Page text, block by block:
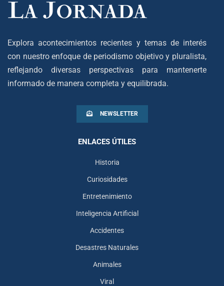
Explora acontecimientos recientes y temas de interés
con nuestro enfoque de periodismo objetivo y pluralista,
reflejando diversas perspectivas para mantenerte
informado de manera completa y equilibrada.
NEWSLETTER
ENLACES ÚTILES
Historia
Curiosidades
Entretenimiento
Inteligencia Artificial
Accidentes
Desastres Naturales
Animales
Viral